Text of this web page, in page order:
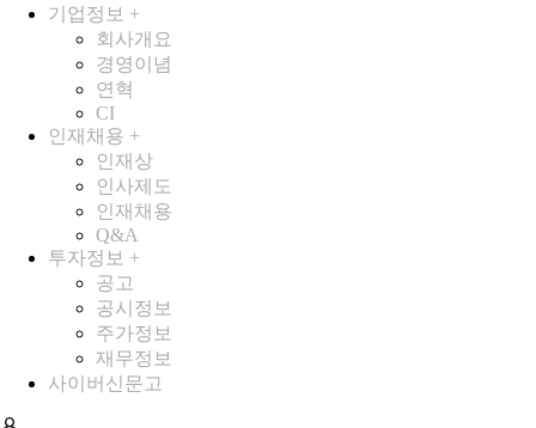
기업정보 +
회사개요
경영이념
연혁
CI
인재채용 +
인재상
인사제도
인재채용
Q&A
투자정보 +
공고
공시정보
주가정보
재무정보
사이버신문고